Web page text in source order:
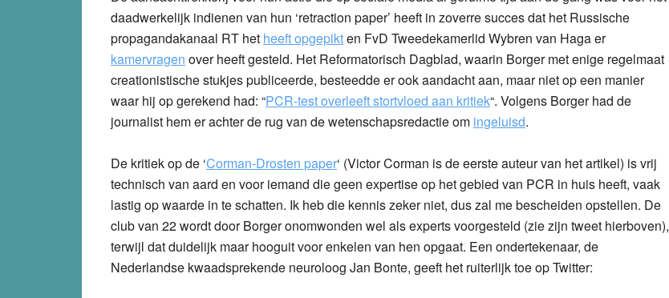
daadwerkelijk indienen van hun ‘retraction paper’ heeft in zoverre succes dat het Russische
propagandakanaal RT het heeft opgepikten FvD Tweedekamerlid Wybren van Haga er
kamervragen over heeft gesteld. Het Reformatorisch Dagblad, waarin Borger met enige regelmaat
creationistische stukjes publiceerde, besteedde er ook aandacht aan, maar niet op een manier
waar hij op gerekend had: “PCR-test overleeft stortvloed aan kritiek“. Volgens Borger had de
journalist hem er achter de rug van de wetenschapsredactie om ingeluisd.
De kritiek op de ‘Corman-Drosten paper‘ (Victor Corman is de eerste auteur van het artikel) is vrij
technisch van aard en voor iemand die geen expertise op het gebied van PCR in huis heeft, vaak
lastig op waarde in te schatten. Ik heb die kennis zeker niet, dus zal me bescheiden opstellen. De
club van 22 wordt door Borger onomwonden wel als experts voorgesteld (zie zijn tweet hierboven),
terwijl dat duidelijk maar hooguit voor enkelen van hen opgaat. Een ondertekenaar, de
Nederlandse kwaadsprekende neuroloog Jan Bonte, geeft het ruiterlijk toe op Twitter: